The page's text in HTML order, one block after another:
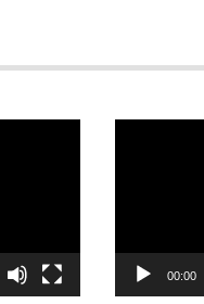
00:00